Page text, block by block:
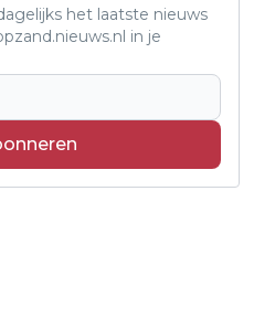
het laatste nieuws
in je